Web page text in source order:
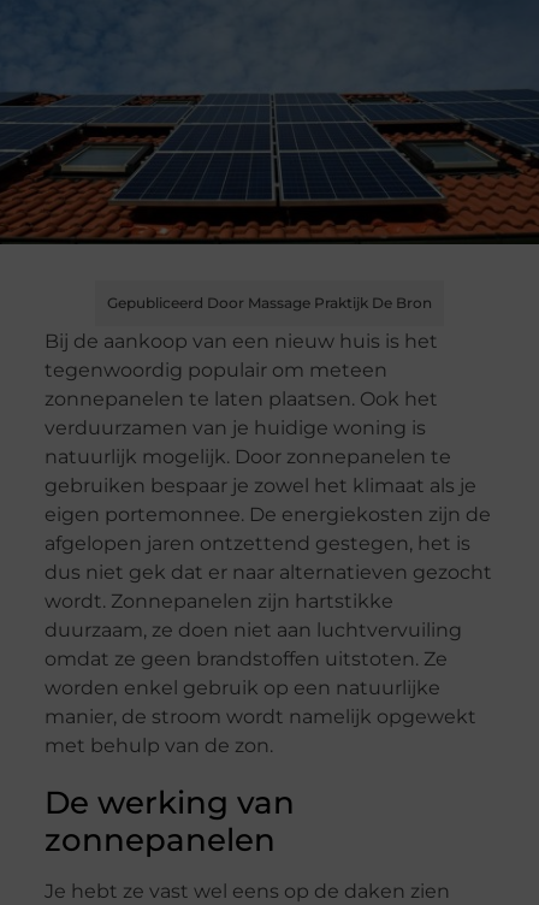
Gepubliceerd Door Massage Praktijk De Bron
Bij de aankoop van een nieuw huis is het
tegenwoordig populair om meteen
zonnepanelen te laten plaatsen. Ook het
verduurzamen van je huidige woning is
natuurlijk mogelijk. Door zonnepanelen te
gebruiken bespaar je zowel het klimaat als je
eigen portemonnee. De energiekosten zijn de
afgelopen jaren ontzettend gestegen, het is
dus niet gek dat er naar alternatieven gezocht
wordt. Zonnepanelen zijn hartstikke
duurzaam, ze doen niet aan luchtvervuiling
omdat ze geen brandstoffen uitstoten. Ze
worden enkel gebruik op een natuurlijke
manier, de stroom wordt namelijk opgewekt
met behulp van de zon.
De werking van
zonnepanelen
Je hebt ze vast wel eens op de daken zien